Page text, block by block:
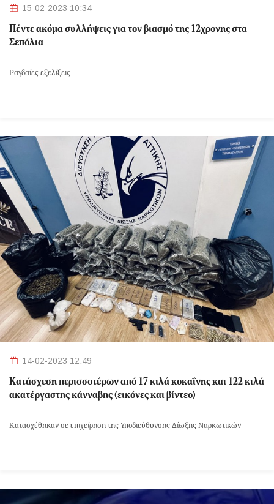
15-02-2023 10:34
Πέντε ακόμα συλλήψεις για τον βιασμό της 12χρονης στα
Σεπόλια
Ραγδαίες εξελίξεις
14-02-2023 12:49
Κατάσχεση περισσοτέρων από 17 κιλά κοκαΐνης και 122 κιλά
ακατέργαστης κάνναβης (εικόνες και βίντεο)
Κατασχέθηκαν σε επιχείρηση της Υποδιεύθυνσης Δίωξης Ναρκωτικών